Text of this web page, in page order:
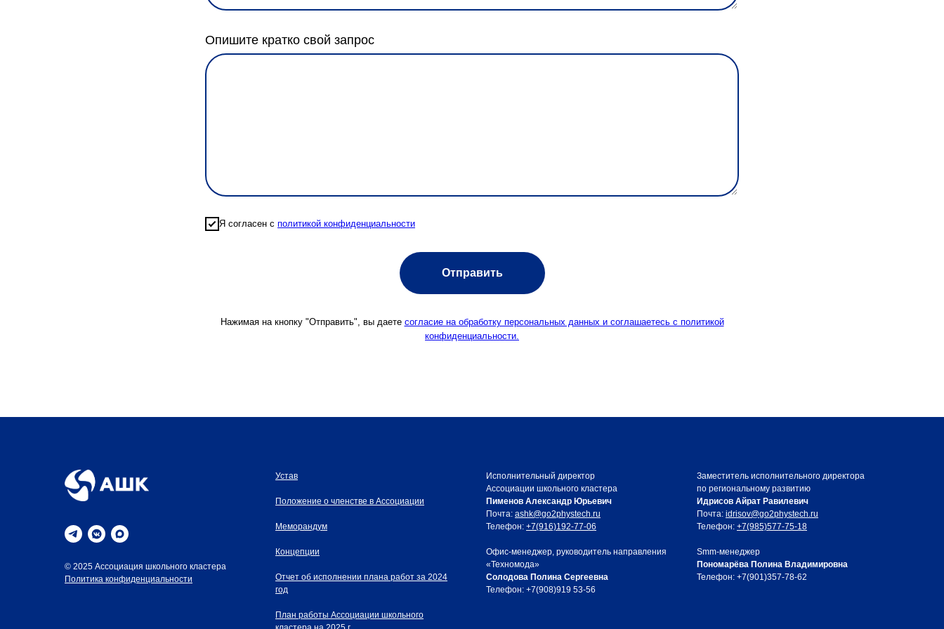
Опишите кратко свой запрос
Я согласен с политикой конфиденциальности
Отправить
Нажимая на кнопку "Отправить", вы даете согласие на обработку персональных данных и соглашаетесь c политикой
конфиденциальности.
© 2025 Ассоциация школьного кластера
Политика конфиденциальности
Устав
Положение о членстве в Ассоциации
Меморандум
Концепции
Отчет об исполнении плана работ за 2024
год
План работы Ассоциации школьного
Исполнительный директор
Ассоциации школьного кластера
Пименов Александр Юрьевич
Почта: ashk@go2phystech.ru
Телефон: +7(916)192-77-06
Офис-менеджер, руководитель направления
«Техномода»
Солодова Полина Сергеевна
Телефон: +7(908)919 53-56
Заместитель исполнительного директора
по региональному развитию
Идрисов Айрат Равилевич
Почта: idrisov@go2phystech.ru
Телефон: +7(985)577-75-18
Smm-менеджер
Пономарёва Полина Владимировна
Телефон: +7(901)357-78-62